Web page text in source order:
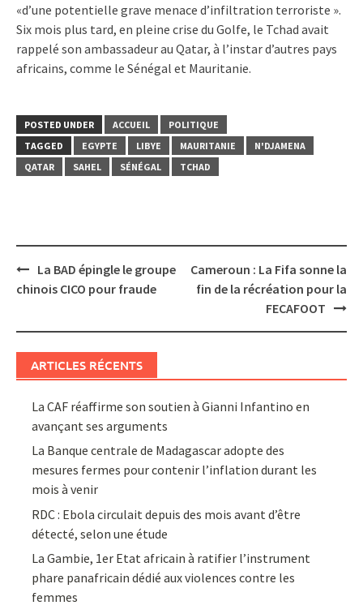
«d’une potentielle grave menace d’infiltration terroriste ».
Six mois plus tard, en pleine crise du Golfe, le Tchad avait
rappelé son ambassadeur au Qatar, à l’instar d’autres pays
africains, comme le Sénégal et Mauritanie.
POSTED UNDER ACCUEIL
POLITIQUE
TAGGED
EGYPTE LIBYE MAURITANIE
N'DJAMENA
QATAR
SAHEL SÉNÉGAL TCHAD
Post
navigation
La BAD épingle le groupe
chinois CICO pour fraude
Cameroun : La Fifa sonne la
fin de la récréation pour la
FECAFOOT
ARTICLES RÉCENTS
La CAF réaffirme son soutien à Gianni Infantino en
avançant ses arguments
La Banque centrale de Madagascar adopte des
mesures fermes pour contenir l’inflation durant les
mois à venir
RDC : Ebola circulait depuis des mois avant d’être
détecté, selon une étude
La Gambie, 1er Etat africain à ratifier l’instrument
phare panafricain dédié aux violences contre les
femmes